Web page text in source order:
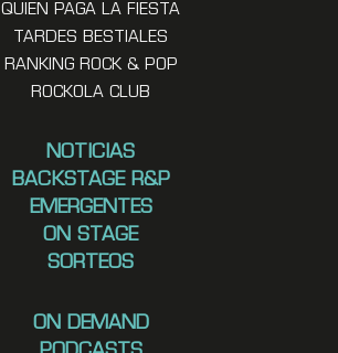
QUIEN PAGA LA FIESTA
TARDES BESTIALES
RANKING ROCK & POP
ROCKOLA CLUB
NOTICIAS
BACKSTAGE R&P
EMERGENTES
ON STAGE
SORTEOS
ON DEMAND